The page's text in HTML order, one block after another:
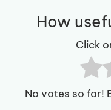
How
Click
No votes so far!